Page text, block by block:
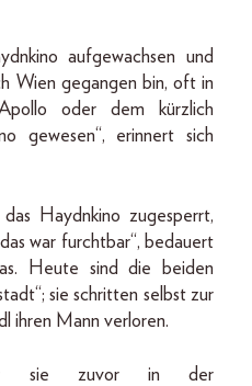
aufgewachsen und
Wien gegangen bin, oft in
oder dem kürzlich
gewesen“, erinnert sich
Haydnkino zugesperrt,
war furchtbar“, bedauert
Heute sind die beiden
sie schritten selbst zur
ihren Mann verloren.
sie zuvor in der